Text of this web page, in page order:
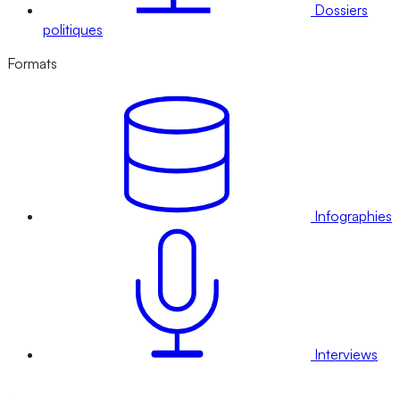
Dossiers
politiques
Formats
Infographies
Interviews